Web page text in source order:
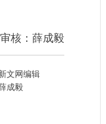
审核：薛成毅
文网编辑
成毅